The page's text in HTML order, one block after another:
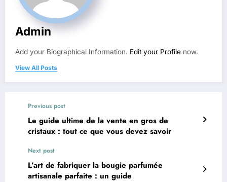
Admin
Add your Biographical Information. Edit your Profile now.
View All Posts
Previous post
Le guide ultime de la vente en gros de
cristaux : tout ce que vous devez savoir
Next post
L’art de fabriquer la bougie parfumée
artisanale parfaite : un guide